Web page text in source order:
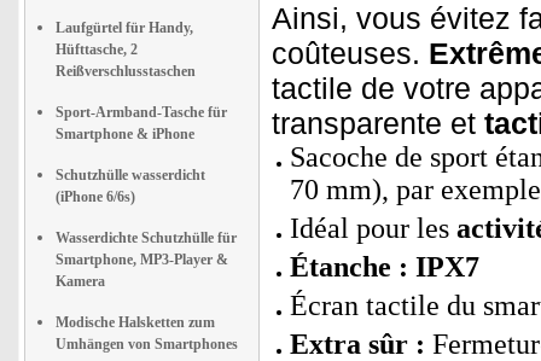
Laufgürtel für Handy,
Hüfttasche, 2
Reißverschlusstaschen
Sport-Armband-Tasche für
Smartphone & iPhone
Schutzhülle wasserdicht
(iPhone 6/6s)
Wasserdichte Schutzhülle für
Smartphone, MP3-Player &
Kamera
Modische Halsketten zum
Umhängen von Smartphones
Ainsi, vous évitez
coûteuses.
tactile de votre
transparente et
Sacoche de sport
70 mm), par
Idéal pour les
Étanche : IPX7
Écran tactile du
Extra sûr :